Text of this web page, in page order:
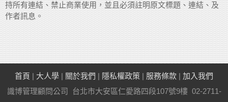
持所有連結、禁止商業使用，並且必須註明原文標題、連結、及
作者訊息。
首頁 | 大人學 | 關於我們 | 隱私權政策 | 服務條款 | 加入我們
識博管理顧問公司 台北市大安區仁愛路四段107號9樓 02-2711-